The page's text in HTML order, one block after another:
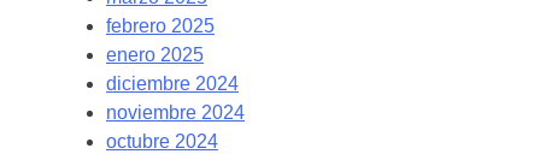
febrero 2025
enero 2025
diciembre 2024
noviembre 2024
octubre 2024